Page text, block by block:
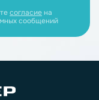
согласиена
сообщений